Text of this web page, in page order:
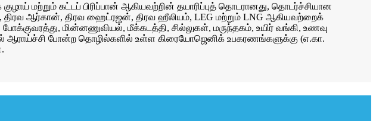
மற்றும் கட்டப் பிரிப்பான் ஆகியவற்றின் தயாரிப்புத் தொடரானது, தொடர்ச்சியான
திரவ ஆர்கான், திரவ ஹைட்ரஜன், திரவ ஹீலியம், LEG மற்றும் LNG ஆகியவற்றைக்
போக்குவரத்து, மின்னணுவியல், மீக்கடத்தி, சில்லுகள், மருந்தகம், உயிர் வங்கி, உணவு
ஆராய்ச்சி போன்ற தொழில்களில் உள்ள கிரையோஜெனிக் உபகரணங்களுக்கு (எ.கா.